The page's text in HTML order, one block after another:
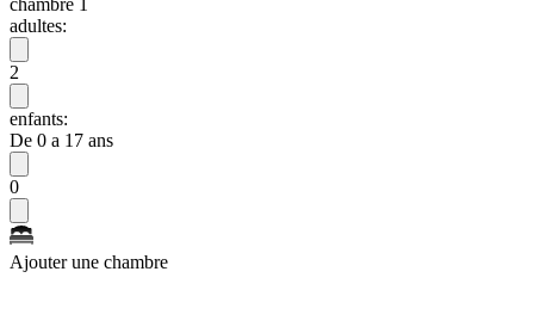
chambre 1
adultes:
2
enfants:
De 0 a 17 ans
0
Ajouter une chambre